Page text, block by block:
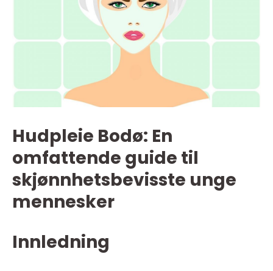
Hudpleie Bodø: En
omfattende guide til
skjønnhetsbevisste unge
mennesker
Innledning